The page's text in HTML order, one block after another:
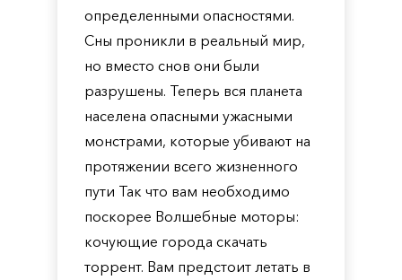
определенными опасностями.
Сны проникли в реальный мир,
но вместо снов они были
разрушены. Теперь вся планета
населена опасными ужасными
монстрами, которые убивают на
протяжении всего жизненного
пути Так что вам необходимо
поскорее Волшебные моторы:
кочующие города скачать
торрент. Вам предстоит летать в